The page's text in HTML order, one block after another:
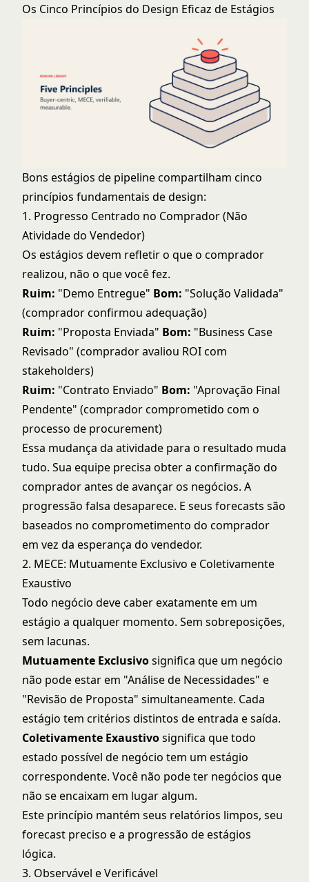
Os Cinco Princípios do Design Eficaz de Estágios
Bons estágios de pipeline compartilham cinco
princípios fundamentais de design:
1. Progresso Centrado no Comprador (Não
Atividade do Vendedor)
Os estágios devem refletir o que o comprador
realizou, não o que você fez.
Ruim: "Demo Entregue" Bom: "Solução Validada"
(comprador confirmou adequação)
Ruim: "Proposta Enviada" Bom: "Business Case
Revisado" (comprador avaliou ROI com
stakeholders)
Ruim: "Contrato Enviado" Bom: "Aprovação Final
Pendente" (comprador comprometido com o
processo de procurement)
Essa mudança da atividade para o resultado muda
tudo. Sua equipe precisa obter a confirmação do
comprador antes de avançar os negócios. A
progressão falsa desaparece. E seus forecasts são
baseados no comprometimento do comprador
em vez da esperança do vendedor.
2. MECE: Mutuamente Exclusivo e Coletivamente
Exaustivo
Todo negócio deve caber exatamente em um
estágio a qualquer momento. Sem sobreposições,
sem lacunas.
Mutuamente Exclusivosignifica que um negócio
não pode estar em "Análise de Necessidades" e
"Revisão de Proposta" simultaneamente. Cada
estágio tem critérios distintos de entrada e saída.
Coletivamente Exaustivosignifica que todo
estado possível de negócio tem um estágio
correspondente. Você não pode ter negócios que
não se encaixam em lugar algum.
Este princípio mantém seus relatórios limpos, seu
forecast preciso e a progressão de estágios
lógica.
3. Observável e Verificável